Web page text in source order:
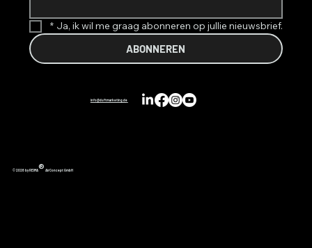
* Ja, ik wil me graag abonneren op jullie nieuwsbrief.
ABONNEREN
info@duftmarketing.de
© 2026 by REIMA® AirConcept GmbH